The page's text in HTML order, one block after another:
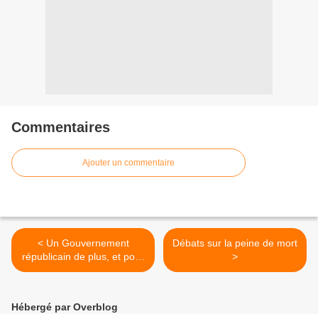
Commentaires
Ajouter un commentaire
< Un Gouvernement
républicain de plus, et pour
rien !
Débats sur la peine de mort
>
Hébergé par Overblog